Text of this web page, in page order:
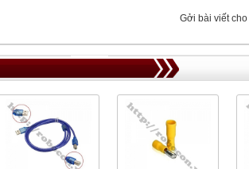
Gởi bài viết